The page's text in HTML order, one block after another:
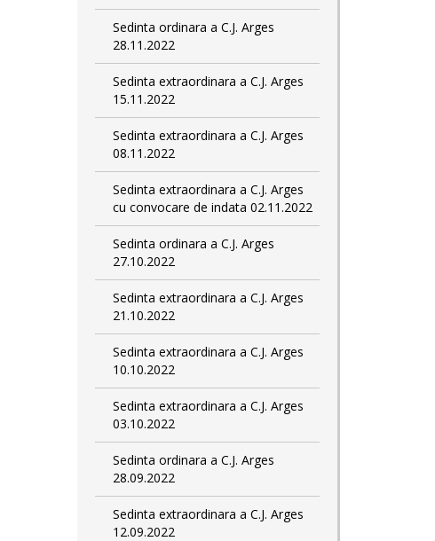
Sedinta ordinara a C.J. Arges
28.11.2022
Sedinta extraordinara a C.J. Arges
15.11.2022
Sedinta extraordinara a C.J. Arges
08.11.2022
Sedinta extraordinara a C.J. Arges
cu convocare de indata 02.11.2022
Sedinta ordinara a C.J. Arges
27.10.2022
Sedinta extraordinara a C.J. Arges
21.10.2022
Sedinta extraordinara a C.J. Arges
10.10.2022
Sedinta extraordinara a C.J. Arges
03.10.2022
Sedinta ordinara a C.J. Arges
28.09.2022
Sedinta extraordinara a C.J. Arges
12.09.2022